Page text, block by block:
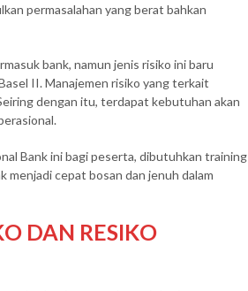
permasalahan yang berat bahkan
bank, namun jenis risiko ini baru
II. Manajemen risiko yang terkait
dengan itu, terdapat kebutuhan akan
Bank ini bagi peserta, dibutuhkan training
cepat bosan dan jenuh dalam
DAN RESIKO